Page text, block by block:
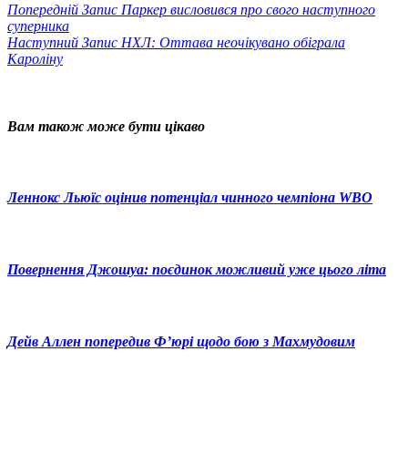
Попередній Запис Паркер висловився про свого наступного
суперника
Наступний Запис НХЛ: Оттава неочікувано обіграла
Кароліну
Вам також може бути цікаво
Леннокс Льюїс оцінив потенціал чинного чемпіона WBO
Повернення Джошуа: поєдинок можливий уже цього літа
Дейв Аллен попередив Ф’юрі щодо бою з Махмудовим